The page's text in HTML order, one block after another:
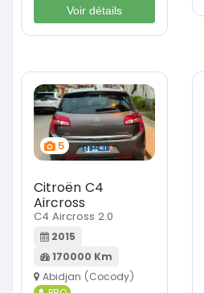
Voir détails
5
Citroën C4
Aircross
C4 Aircross 2.0
2015
170000 Km
Abidjan (Cocody)